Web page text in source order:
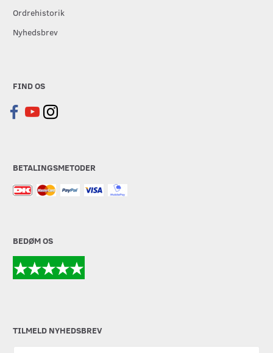
Ordrehistorik
Nyhedsbrev
FIND OS
BETALINGSMETODER
BEDØM OS
TILMELD NYHEDSBREV